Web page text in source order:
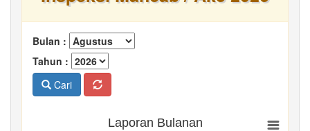
Bulan :
Tahun :
Cari
Laporan Bulanan